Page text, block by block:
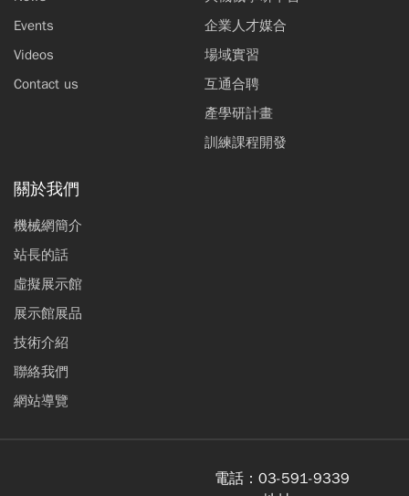
Events
Videos
Contact us
企業人才媒合
場域實習
互通合聘
產學研計畫
訓練課程開發
關於我們
機械網簡介
站長的話
虛擬展示館
展示館展品
技術介紹
聯絡我們
網站導覽
電話： 03-591-9339